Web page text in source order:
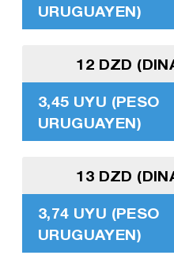
URUGUAYEN)
12 DZD
3,45 UYU (PESO
URUGUAYEN)
13 DZD
3,74 UYU (PESO
URUGUAYEN)